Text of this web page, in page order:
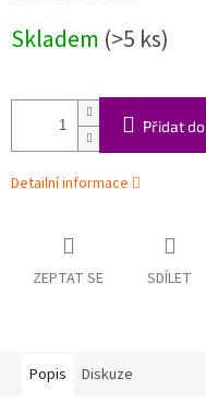
cena:
Skladem (>5 ks)
Přidat
Detailní informace
ZEPTAT SE SDÍLET
Popis Diskuze